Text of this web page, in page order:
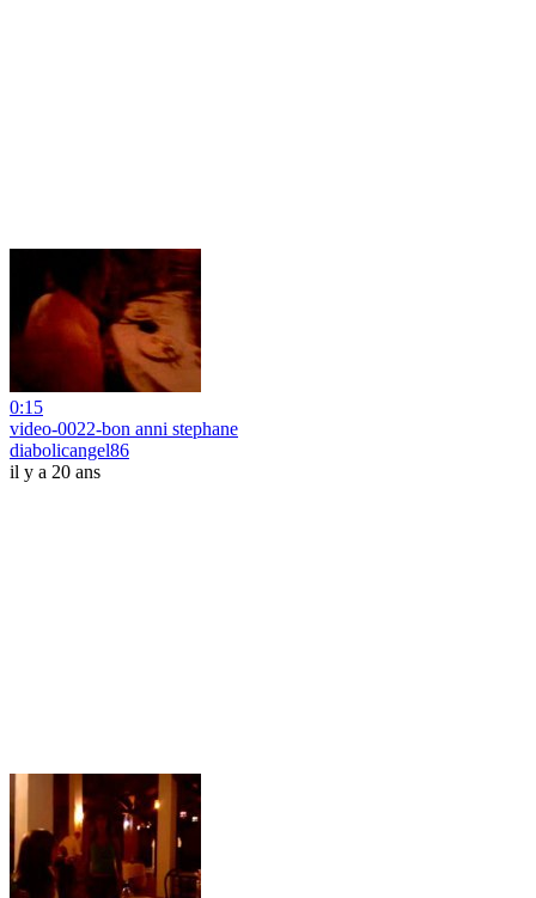
0:15
video-0022-bon anni stephane
diabolicangel86
il y a 20 ans